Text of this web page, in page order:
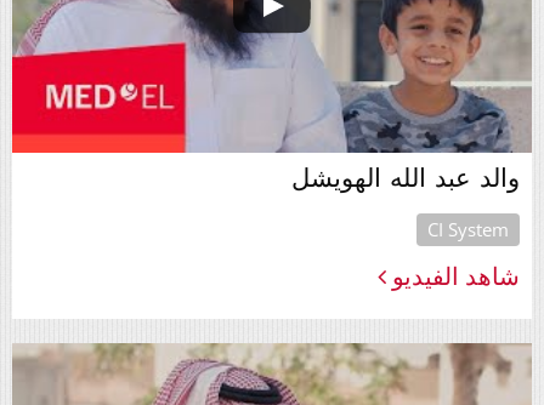
والد عبد الله الهويشل
CI System
شاهد الفيديو